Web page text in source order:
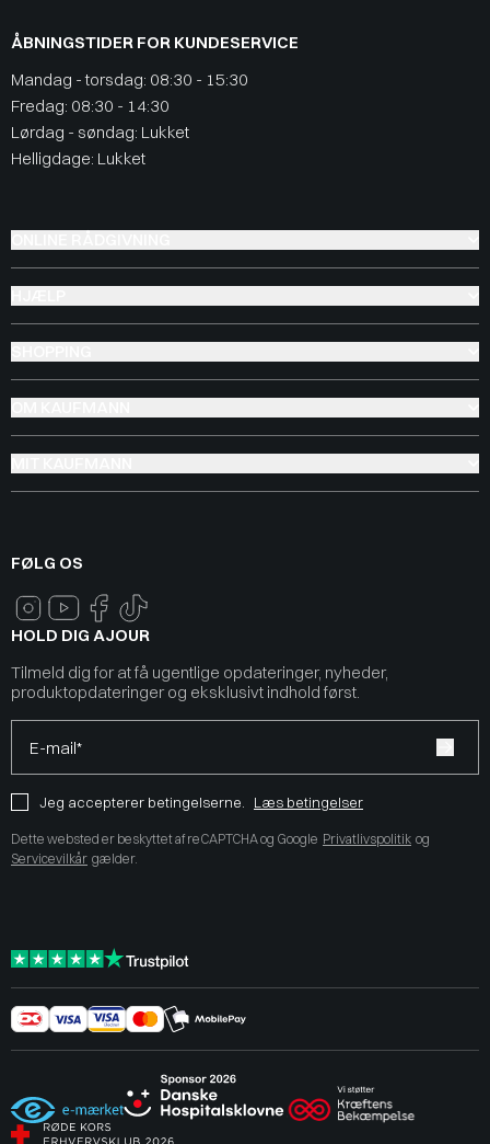
ÅBNINGSTIDER FOR KUNDESERVICE
Mandag - torsdag: 08:30 - 15:30
Fredag: 08:30 - 14:30
Lørdag - søndag: Lukket
Helligdage: Lukket
FØLG OS
HOLD DIG AJOUR
Tilmeld dig for at få ugentlige opdateringer, nyheder,
produktopdateringer og eksklusivt indhold først.
E-mail*
Jeg accepterer betingelserne. Læs betingelser
Dette websted er beskyttet af reCAPTCHA og Google Privatlivspolitik og
Servicevilkår gælder.